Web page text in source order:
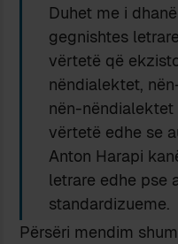
Duhet me i
gegnishtes
vërtetë që
nëndialektet,
nën-
vërtetë edhe se
Anton Harapi
letrare edhe pse
standardizueme.
Përsëri mendim